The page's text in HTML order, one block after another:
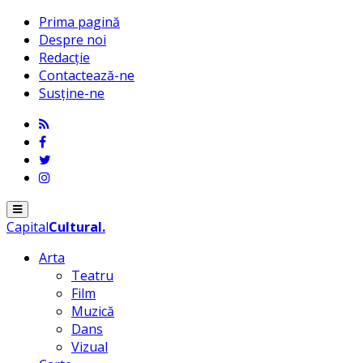
Prima pagină
Despre noi
Redacție
Contactează-ne
Susține-ne
Menu
CapitalCultural.
Arta
Teatru
Film
Muzică
Dans
Vizual